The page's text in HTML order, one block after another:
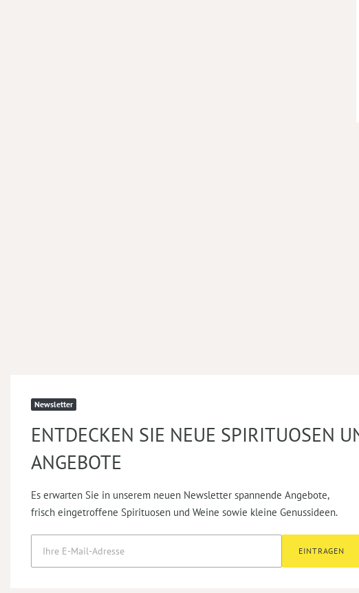
Newsletter
ENTDECKEN SIE NEUE SPIRITUOSEN
ANGEBOTE
Es erwarten Sie in unserem neuen Newsletter spannende Angebote,
frisch eingetroffene Spirituosen und Weine sowie kleine Genussideen.
EINTRAGEN